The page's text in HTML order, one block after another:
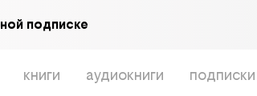
подписке
книги аудиокниги подписки